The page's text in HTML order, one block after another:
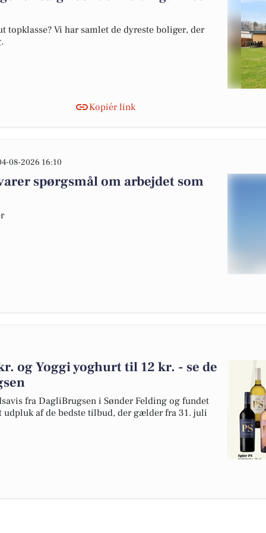
Vi har samlet de dyreste boliger, der
Kopiér link
08-2026 16:10
spørgsmål om arbejdet som
og Yoggi yoghurt til 12 kr. - se de
fra DagliBrugsen i Sønder Felding og fundet
af de bedste tilbud, der gælder fra 31. juli